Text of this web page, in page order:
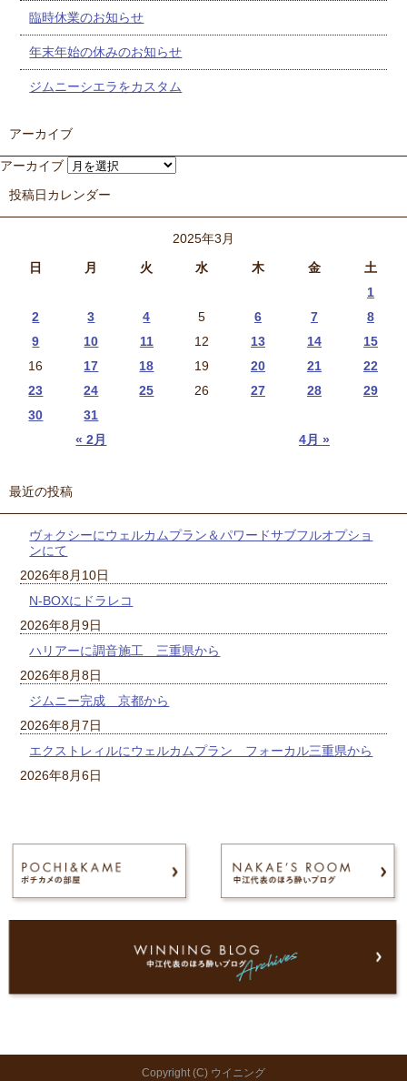
臨時休業のお知らせ
年末年始の休みのお知らせ
ジムニーシエラをカスタム
アーカイブ
アーカイブ
投稿日カレンダー
2025年3月
日
月 火 水 木 金 土
« 2月 4月 »
1
2
3 4 5 6 7
8
9
10 11 12 13 14
15
16
17 18 19 20 21
22
23
24 25 26 27 28
29
30
31
最近の投稿
ヴォクシーにウェルカムプラン＆パワードサブフルオプショ
ンにて
2026年8月10日
N-BOXにドラレコ
2026年8月9日
ハリアーに調音施工 三重県から
2026年8月8日
ジムニー完成 京都から
2026年8月7日
エクストレィルにウェルカムプラン フォーカル三重県から
2026年8月6日
Copyright (C) ウイニング